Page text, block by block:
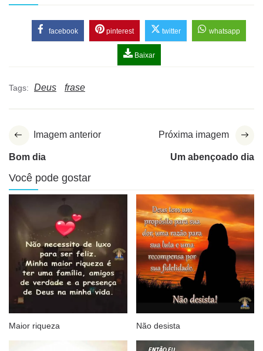
facebook pinterest twitter whatsapp
Baixar
Tags: Deus frase
Imagem anterior
Bom dia
Próxima imagem
Um abençoado dia
Você pode gostar
Maior riqueza Não desista